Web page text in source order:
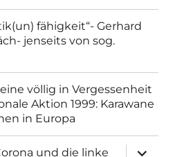
fähigkeit“- Gerhard
jenseits von sog.
völlig in Vergessenheit
Aktion 1999: Karawane
in Europa
und die linke